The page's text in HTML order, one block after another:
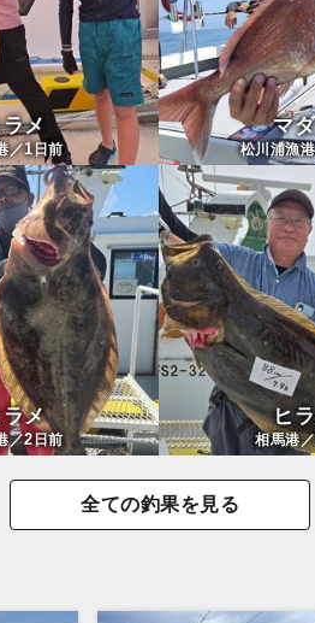
メ
／1日前
マ
松川浦漁
ラメ
／2 日前
ヒ
相馬港／
全ての釣果を見る